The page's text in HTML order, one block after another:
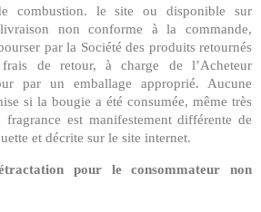
combustion. le site ou disponible sur
non conforme à la commande,
par la Société des produits retournés
de retour, à charge de l’Acheteur
par un emballage approprié. Aucune
si la bougie a été consumée, même très
est manifestement différente de
et décrite sur le site internet.
pour le consommateur non